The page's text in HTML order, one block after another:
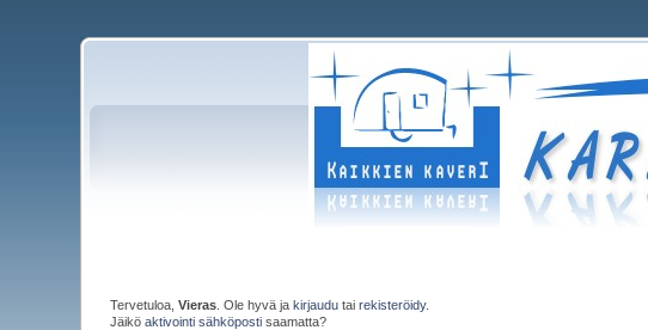
Tervetuloa,Vieras . Ole hyvä jakirjaudu tairekisteröidy.
Jäiköaktivointi sähköposti saamatta?